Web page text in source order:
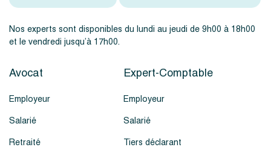
Nos experts sont disponibles du lundi au jeudi de 9h00 à 18h00
et le vendredi jusqu’à 17h00.
Avocat
Employeur
Salarié
Retraité
Expert-Comptable
Employeur
Salarié
Tiers déclarant